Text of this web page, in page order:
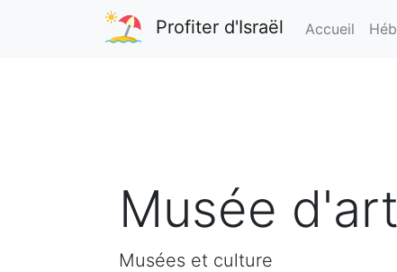
Profiter d'Israël Accueil
Musée
Musées et culture